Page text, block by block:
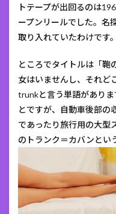
トテープが出回るのは
ープンリールでした。名
取り入れていたわけです。
ところでタイトルは「鞄
女はいませんし、それど
trunkと言う単語があり
とですが、自動車後部の
であったり旅行用の大型
のトランク＝カバンとい